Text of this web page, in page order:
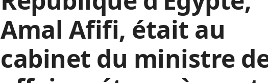
Amal Afifi, était au
cabinet du ministre